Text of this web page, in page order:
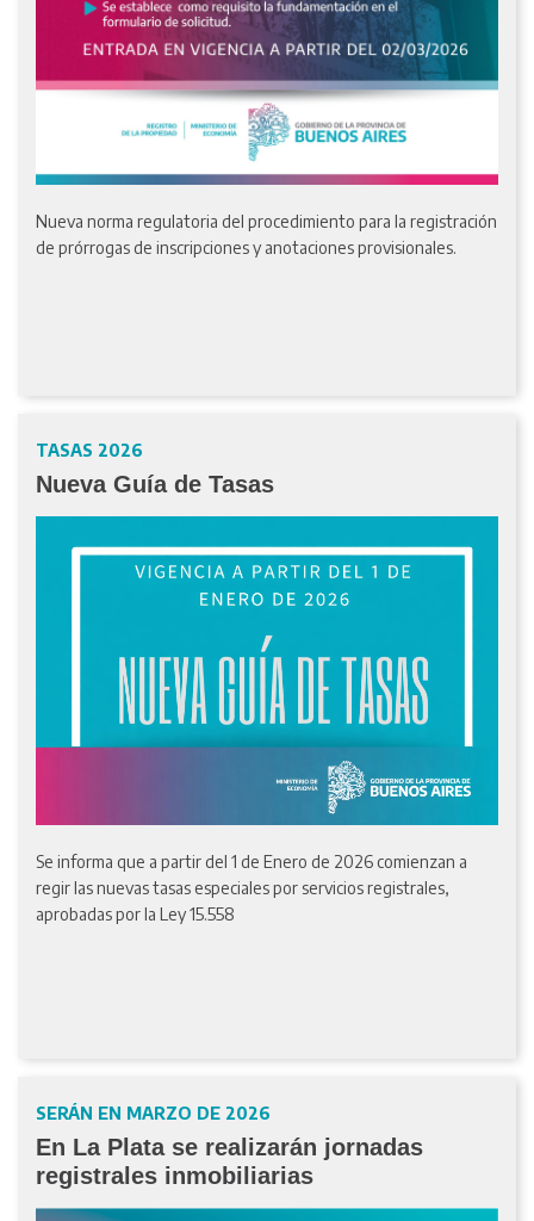
Nueva norma regulatoria del procedimiento para la registración
de prórrogas de inscripciones y anotaciones provisionales.
TASAS 2026
Nueva Guía de Tasas
Se informa que a partir del 1 de Enero de 2026 comienzan a
regir las nuevas tasas especiales por servicios registrales,
aprobadas por la Ley 15.558
SERÁN EN MARZO DE 2026
En La Plata se realizarán jornadas
registrales inmobiliarias